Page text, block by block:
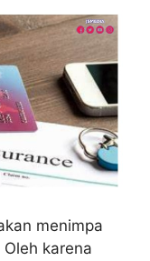
menimpa
karena